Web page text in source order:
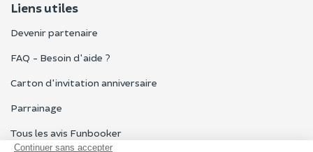
Liens utiles
Devenir partenaire
FAQ - Besoin d'aide ?
Carton d'invitation anniversaire
Parrainage
Tous les avis Funbooker